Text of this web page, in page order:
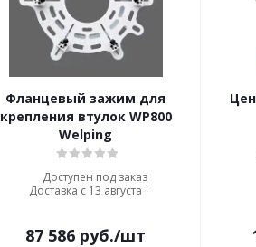
Фланцевый зажим для
крепления втулок WP800
Welping
Доступен под заказ
Доставка с 13 августа
87 586 руб./шт